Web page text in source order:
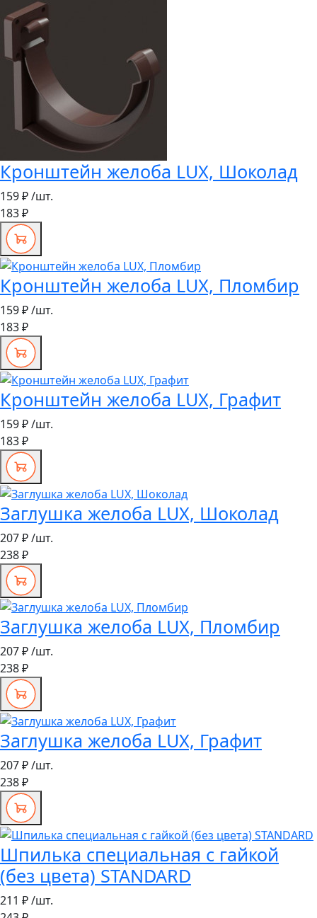
Кронштейн желоба LUX, Шоколад
159 ₽/шт.
183 ₽
Кронштейн желоба LUX, Пломбир
159 ₽/шт.
183 ₽
Кронштейн желоба LUX, Графит
159 ₽/шт.
183 ₽
Заглушка желоба LUX, Шоколад
207 ₽/шт.
238 ₽
Заглушка желоба LUX, Пломбир
207 ₽/шт.
238 ₽
Заглушка желоба LUX, Графит
207 ₽/шт.
238 ₽
Шпилька специальная с гайкой
(без цвета) STANDARD
211 ₽/шт.